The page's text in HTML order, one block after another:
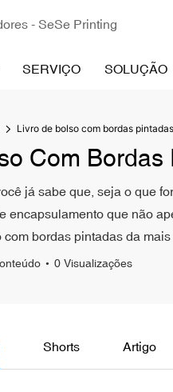
- SeSe Printing
SERVIÇO SOLUÇÃO
Livro de bolso com bordas pintadas
Com Bordas
já sabe que, seja o que
que não
bordas pintadas da
0 Visualizações
Shorts Artigo